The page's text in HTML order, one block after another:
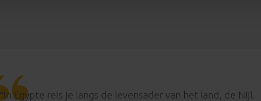
“In Egypte reis je langs de levensader van het land, de Nijl.